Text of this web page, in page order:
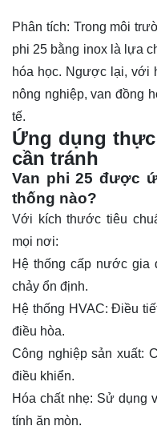
Phân tích: Trong môi
phi 25 bằng inox là lựa
hóa học. Ngược lại, với
nông nghiệp, van đồng
tế.
Ứng dụng
cần tránh
Van phi 25 được
thống nào?
Với kích thước tiêu
mọi nơi:
Hệ thống cấp nước gia
chảy ổn định.
Hệ thống HVAC: Điều
điều hòa.
Công nghiệp sản xuất:
điều khiển.
Hóa chất nhẹ: Sử dụng
tính ăn mòn.